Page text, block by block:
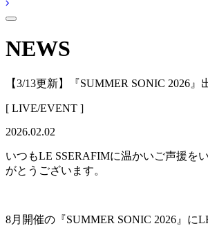
NEWS
【3/13更新】『SUMMER SONIC 2026』
[ LIVE/EVENT ]
2026.02.02
いつもLE SSERAFIMに温かいご声援を
がとうございます。
8月開催の『SUMMER SONIC 2026』に